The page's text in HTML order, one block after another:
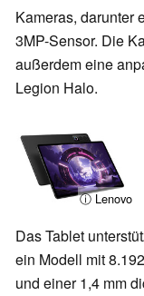
Kameras, darunter
3MP-Sensor. Die
außerdem eine
Legion Halo.
ⓘ Lenovo
Das Tablet
ein Modell mit
und einer 1,4 mm